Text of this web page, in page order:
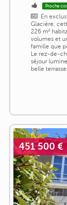
Proche
En
Glacière,
226 m²
volumes et
famille que
Le rez-de-
séjour
belle
451 500 €